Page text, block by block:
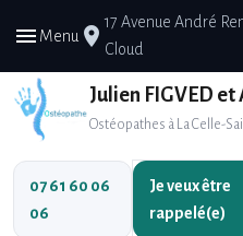
menu Menu place
17 Avenue André
Cloud
Julien FIGVED et
Ostéopathes à La Celle-
07 61 60 06
06
Je veux être
rappelé(e)